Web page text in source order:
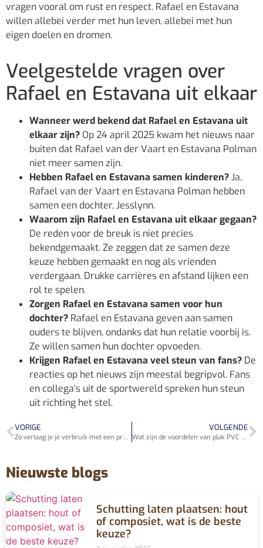
vragen vooral om rust en respect. Rafael en Estavana
willen allebei verder met hun leven, allebei met hun
eigen doelen en dromen.
Veelgestelde vragen over
Rafael en Estavana uit elkaar
Wanneer werd bekend dat Rafael en Estavana uit
elkaar zijn? Op 24 april 2025 kwam het nieuws naar
buiten dat Rafael van der Vaart en Estavana Polman
niet meer samen zijn.
Hebben Rafael en Estavana samen kinderen?Ja,
Rafael van der Vaart en Estavana Polman hebben
samen een dochter, Jesslynn.
Waarom zijn Rafael en Estavana uit elkaar gegaan?
De reden voor de breuk is niet precies
bekendgemaakt. Ze zeggen dat ze samen deze
keuze hebben gemaakt en nog als vrienden
verdergaan. Drukke carrières en afstand lijken een
rol te spelen.
Zorgen Rafael en Estavana samen voor hun
dochter? Rafael en Estavana geven aan samen
ouders te blijven, ondanks dat hun relatie voorbij is.
Ze willen samen hun dochter opvoeden.
Krijgen Rafael en Estavana veel steun van fans? De
reacties op het nieuws zijn meestal begripvol. Fans
en collega’s uit de sportwereld spreken hun steun
uit richting het stel.
VORIGE
Zo verlaag je je verbruik met een programmeerbare kachel
VOLGENDE
Wat zijn de voordelen van plak PVC visgraat?
Nieuwste blogs
Schutting laten plaatsen: hout
of composiet, wat is de beste
keuze?